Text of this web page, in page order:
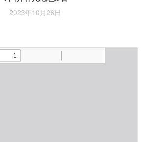
2023年10月26日